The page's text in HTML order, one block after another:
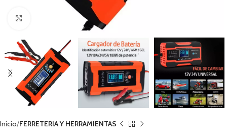
Inicio FERRETERIA Y HERRAMIENTAS